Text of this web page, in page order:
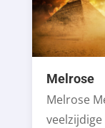
Melrose
Melrose